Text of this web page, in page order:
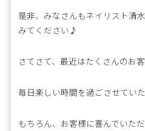
是非、みなさんもネイリスト清
みてください♪
さてさて、最近はたくさんのお
毎日楽しい時間を過ごさせてい
もちろん、お客様に喜んでいた